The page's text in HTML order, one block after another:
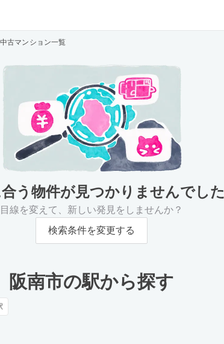
古マンション一覧
う物件が見つかりませんでした
目線を変えて、新しい発見をしませんか？
検索条件を変更する
阪南市の駅から探す